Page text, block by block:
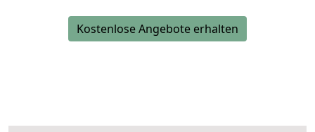
Kostenlose Angebote erhalten